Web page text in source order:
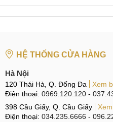
mặt kính sau mà người
nguyên nhân chủ yếu mà
nhất, theo các chuyên viên
sẻ đó là:
Điện thoại Xiaomi
HỆ THỐNG CỬA HÀNG
Hà Nội
120 Thái Hà, Q. Đống Đa
Xem
Điện thoại: 0969.120.120 -
398 Cầu Giấy, Q. Cầu Giấy
Điện thoại: 034.235.6666 -